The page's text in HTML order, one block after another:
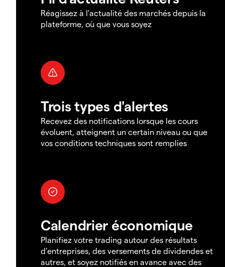
Réagissez à l'actualité des marchés depuis la
plateforme, où que vous soyez
Trois types d'alertes
Recevez des notifications lorsque les cours
évoluent, atteignent un certain niveau ou que
vos conditions techniques sont remplies
Calendrier économique
Planifiez votre trading autour des résultats
d'entreprises, des versements de dividendes et
autres, et soyez notifiés en avance avec des